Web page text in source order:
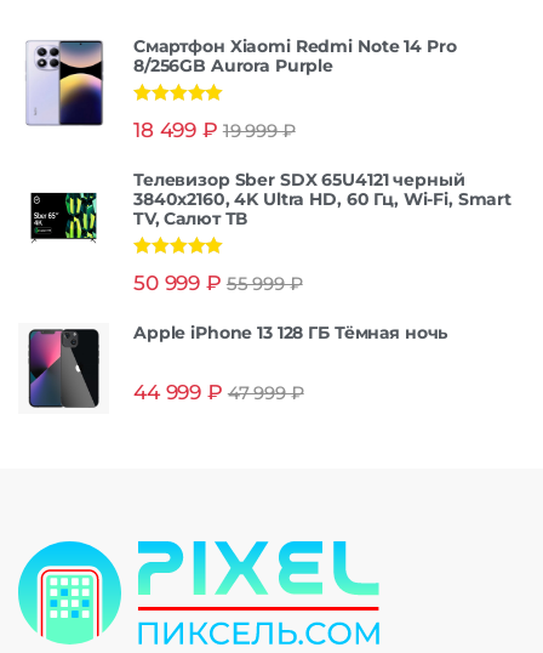
Смартфон Xiaomi Redmi Note 14 Pro
8/256GB Aurora Purple
из 5
18 499 ₽ 19 999₽
Телевизор Sber SDX 65U4121 черный
3840x2160, 4K Ultra HD, 60 Гц, Wi-Fi, Smart
TV, Салют ТВ
из 5
50 999 ₽ 55 999₽
Apple iPhone 13 128 ГБ Тёмная ночь
44 999 ₽ 47 999₽